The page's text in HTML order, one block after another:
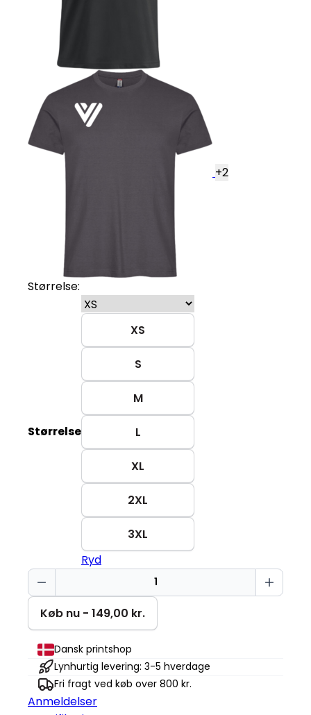
+2
Størrelse:
Størrelse
XS
S
M
L
XL
2XL
3XL
Ryd
Keep
smiling
Basic-
T
antal
Køb nu - 149,00 kr.
Dansk printshop
Lynhurtig levering: 3-5 hverdage
Fri fragt ved køb over 800 kr.
Anmeldelser